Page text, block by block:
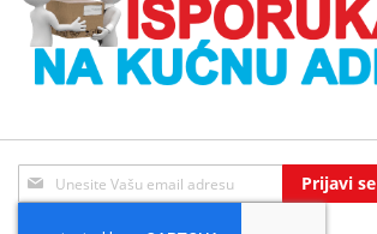
Sign
Up
Prijavi se